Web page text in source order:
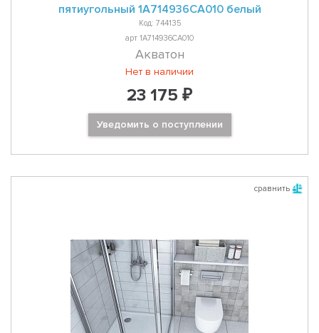
пятиугольный 1A714936CA010 белый
Код: 744135
арт 1A714936CA010
Акватон
Нет в наличии
23 175 ₽
Уведомить о поступлении
сравнить